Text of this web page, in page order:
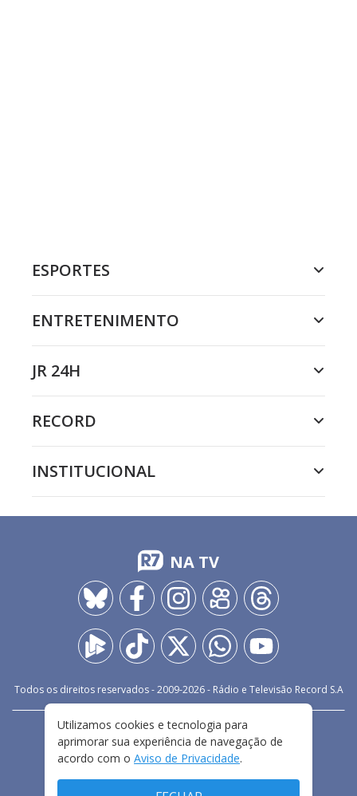
ESPORTES
ENTRETENIMENTO
JR 24H
RECORD
INSTITUCIONAL
NA TV
Todos os direitos reservados - 2009-2026- Rádio e Televisão Record S.A
FALE CONOSCO
PRIVACIDADE
TERMOS E CONDIÇÕES DE USO
Utilizamos cookies e tecnologia para
aprimorar sua experiência de navegação de
acordo com o Aviso de Privacidade.